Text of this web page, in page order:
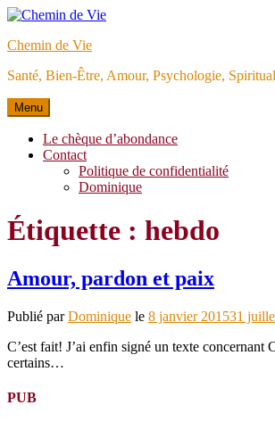
Aller
contenu
Chemin de Vie
Santé, Bien-Être, Amour, Psychologie,
Menu
Le chèque d’abondance
Contact
Politique de confidentialité
Dominique
Étiquette : hebdo
Amour, pardon et paix
Publié parDominique le 8 janvier 201531
C’est fait! J’ai enfin signé un texte concernant
certains…
PUB